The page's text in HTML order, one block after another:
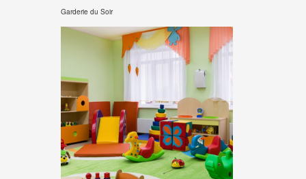
Garderie du Soir